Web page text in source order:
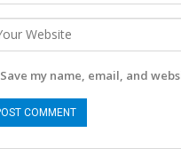
Save my name, email, and